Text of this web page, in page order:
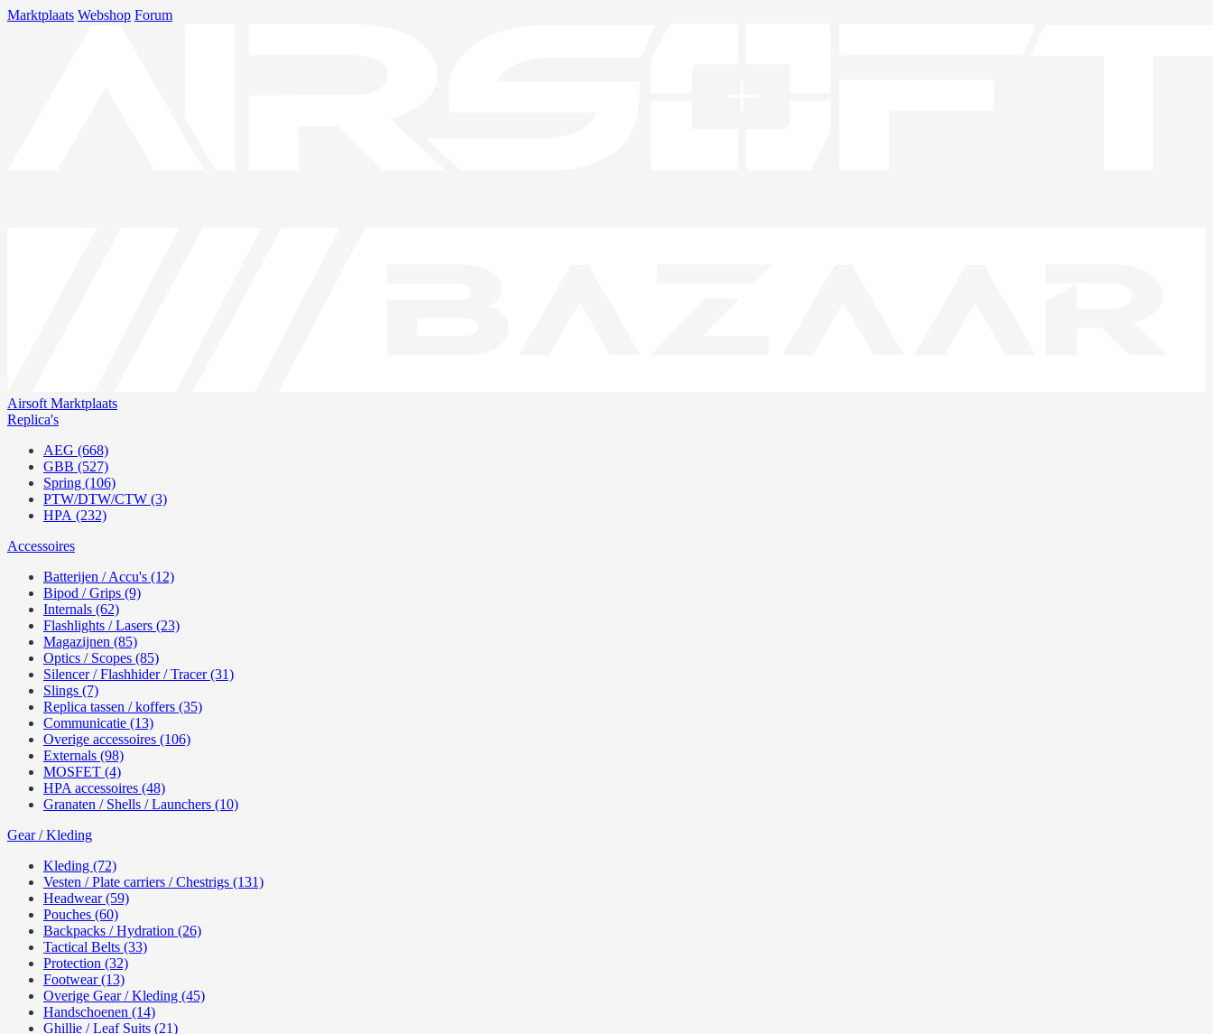
Marktplaats Webshop Forum
Airsoft Marktplaats
Replica's
AEG (668)
GBB (527)
Spring (106)
PTW/DTW/CTW (3)
HPA (232)
Accessoires
Batterijen / Accu's (12)
Bipod / Grips (9)
Internals (62)
Flashlights / Lasers (23)
Magazijnen (85)
Optics / Scopes (85)
Silencer / Flashhider / Tracer (31)
Slings (7)
Replica tassen / koffers (35)
Communicatie (13)
Overige accessoires (106)
Externals (98)
MOSFET (4)
HPA accessoires (48)
Granaten / Shells / Launchers (10)
Gear / Kleding
Kleding (72)
Vesten / Plate carriers / Chestrigs (131)
Headwear (59)
Pouches (60)
Backpacks / Hydration (26)
Tactical Belts (33)
Protection (32)
Footwear (13)
Overige Gear / Kleding (45)
Handschoenen (14)
Ghillie / Leaf Suits (21)